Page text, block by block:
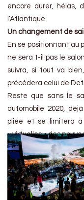
encore durer, hélas,
l’Atlantique.
Un changement de
En se positionnant au
ne sera t-il pas le
suivra, si tout va
précédera celui de
Reste que sans le
automobile 2020,
pliée et se limitera
« virtuelles » des